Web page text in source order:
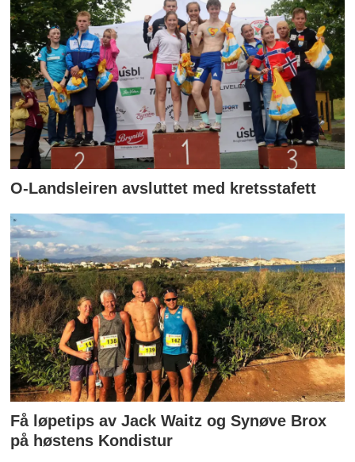
O-Landsleiren avsluttet med kretsstafett
Få løpetips av Jack Waitz og Synøve Brox
på høstens Kondistur